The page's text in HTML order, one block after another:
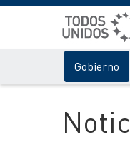
Gobierno